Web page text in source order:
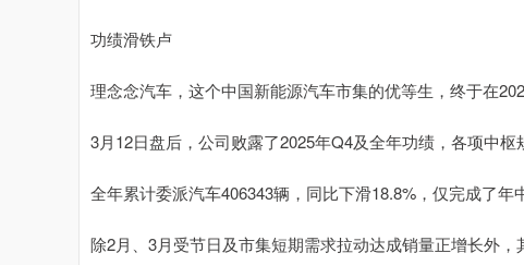
功绩滑铁卢
理念念汽车，这个中国新能源汽车市集的优等生，终于在
3月12日盘后，公司败露了2025年Q4及全年功绩，各项中
全年累计委派汽车406343辆，同比下滑18.8%，仅完成了年
除2月、3月受节日及市集短期需求拉动达成销量正增长外